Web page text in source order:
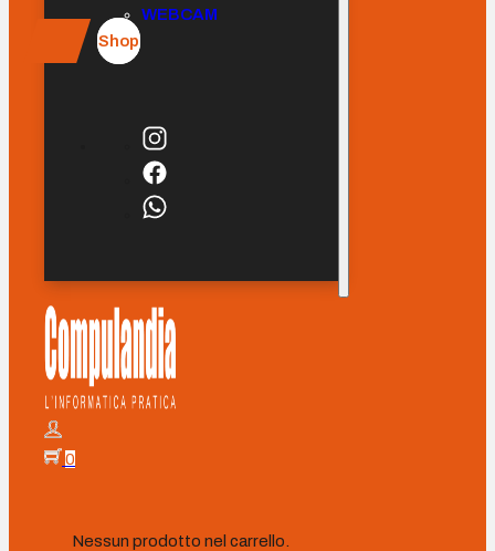
WEBCAM
Shop
0
Nessun prodotto nel carrello.